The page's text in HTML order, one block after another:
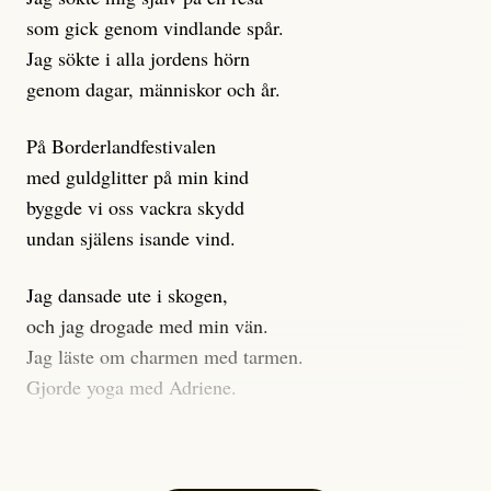
klickbete är inte intressant för Dagens ETC.
Journalistiken är låst. En klatschig men korrekt rubrik
gör förhoppningsvis att en nyfiken beställer
prenumeration, men den avslutas sekunder senare om
dessa granskningar på olika källor, alltifrån domar till
en mängd intervjupersoner, inklusive generös
möjlighet att bemöta för såväl personen vars motiv att
engagera sig i Palestinarörelsen ifrågasätts som de
grupper där Säpo-resursen samlade in uppgifter.
Researchen är grundlig.
Möjligen är det egentligen inte journalistikens metod
som stör?
som gick genom vindlande spår.
Jag sökte i alla jordens hörn
genom dagar, människor och år.
På Borderlandfestivalen
med guldglitter på min kind
byggde vi oss vackra skydd
undan själens isande vind.
Jag dansade ute i skogen,
och jag drogade med min vän.
Jag läste om charmen med tarmen.
Gjorde yoga med Adriene.